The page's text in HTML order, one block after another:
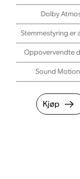
Dolby
Stemmestyring er
Oppovervendte
Sound
Kjøp